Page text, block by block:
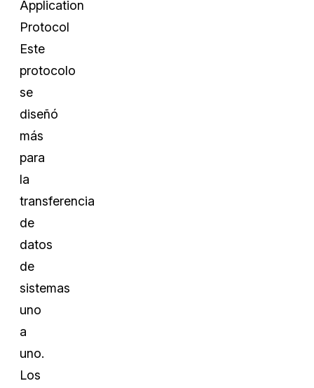
Application
Protocol
Este
protocolo
se
diseñó
más
para
la
transferencia
de
datos
de
sistemas
uno
a
uno.
Los